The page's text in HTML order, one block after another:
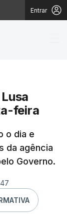
Entrar
feira
o dia e
da agência
Governo.